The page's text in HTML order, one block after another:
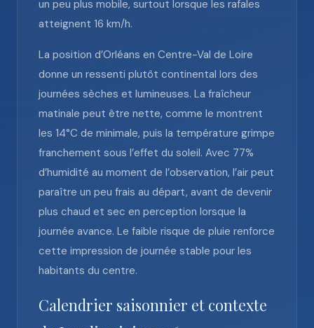
un peu plus mobile, surtout lorsque les rafales
atteignent 16 km/h.
La position d’Orléans en Centre-Val de Loire
donne un ressenti plutôt continental lors des
journées sèches et lumineuses. La fraîcheur
matinale peut être nette, comme le montrent
les 14°C de minimale, puis la température grimpe
franchement sous l’effet du soleil. Avec 77%
d’humidité au moment de l’observation, l’air peut
paraître un peu frais au départ, avant de devenir
plus chaud et sec en perception lorsque la
journée avance. Le faible risque de pluie renforce
cette impression de journée stable pour les
habitants du centre.
Calendrier saisonnier et contexte